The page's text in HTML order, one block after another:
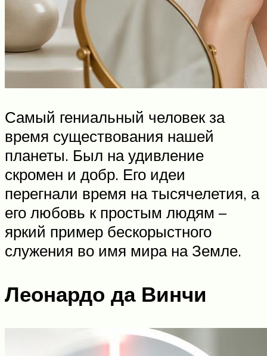
Самый гениальный человек за
время существования нашей
планеты. Был на удивление
скромен и добр. Его идеи
перегнали время на тысячелетия, а
его любовь к простым людям –
яркий пример бескорыстного
служения во имя мира на Земле.
Леонардо да Винчи